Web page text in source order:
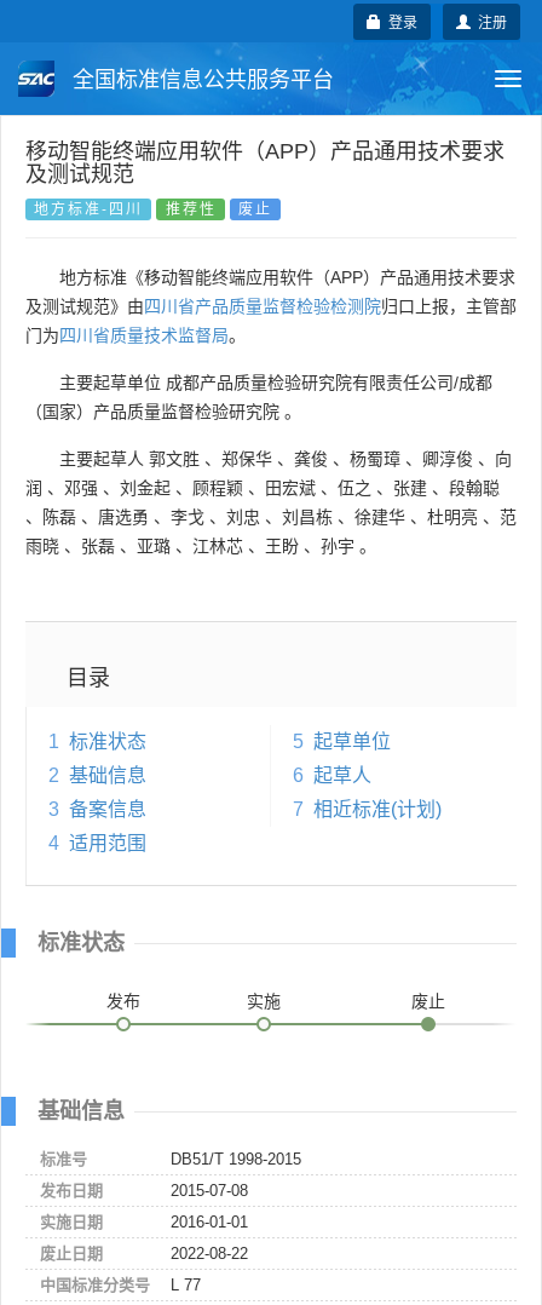
注册
登录
全国标准信息公共服务平台
国家标准 行业标准 地方标准
团体标准 企业标准
国外标准 技术委员会
移动智能终端应用软件（APP）产品通用技术要求
及测试规范
地方标准-四川 推荐性 废止
地方标准《移动智能终端应用软件（APP）产品通用技术要求
及测试规范》由四川省产品质量监督检验检测院归口上报，主管部
门为四川省质量技术监督局。
主要起草单位 成都产品质量检验研究院有限责任公司/成都
（国家）产品质量监督检验研究院 。
主要起草人 郭文胜 、 郑保华 、 龚俊 、 杨蜀璋 、 卿淳俊 、 向
润 、 邓强 、 刘金起 、 顾程颖 、 田宏斌 、 伍之 、 张建 、 段翰聪
、
陈磊 、 唐选勇 、 李戈 、 刘忠 、 刘昌栋 、 徐建华 、 杜明亮 、 范
雨晓 、 张磊 、 亚璐 、 江林芯 、 王盼 、 孙宇 。
目录
1 标准状态
2 基础信息
3 备案信息
4 适用范围
5 起草单位
6 起草人
7 相近标准(计划)
标准状态
发布 实施 废止
基础信息
标准号
DB51/T 1998-2015
发布日期
2015-07-08
实施日期
2016-01-01
废止日期
2022-08-22
中国标准分类号
L 77